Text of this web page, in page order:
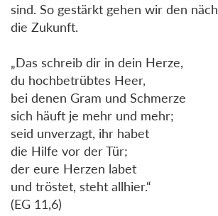
sind. So gestärkt gehen wir den
die Zukunft.
„Das schreib dir in dein Herze,
du hochbetrübtes Heer,
bei denen Gram und Schmerze
sich häuft je mehr und mehr;
seid unverzagt, ihr habet
die Hilfe vor der Tür;
der eure Herzen labet
und tröstet, steht allhier.“
(EG 11,6)